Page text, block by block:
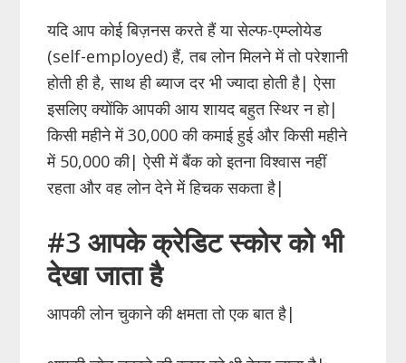
यदि आप कोई बिज़नस करते हैं या सेल्फ-एम्प्लोयेड
(self-employed) हैं, तब लोन मिलने में तो परेशानी
होती ही है, साथ ही ब्याज दर भी ज्यादा होती है| ऐसा
इसलिए क्योंकि आपकी आय शायद बहुत स्थिर न हो|
किसी महीने में 30,000 की कमाई हुई और किसी महीने
में 50,000 की| ऐसी में बैंक को इतना विश्वास नहीं
रहता और वह लोन देने में हिचक सकता है|
#3 आपके क्रेडिट स्कोर को भी
देखा जाता है
आपकी लोन चुकाने की क्षमता तो एक बात है|